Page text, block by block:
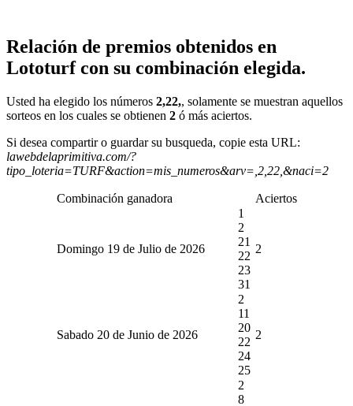
Relación de premios obtenidos en
Lototurf con su combinación elegida.
Usted ha elegido los números 2,22,, solamente se muestran aquellos
sorteos en los cuales se obtienen 2 ó más aciertos.
Si desea compartir o guardar su busqueda, copie esta URL:
lawebdelaprimitiva.com/?
tipo_loteria=TURF&action=mis_numeros&arv=,2,22,&naci=2
Combinación ganadora Aciertos
Domingo 19 de Julio de 2026
1
2
21
22
23
31
2
Sabado 20 de Junio de 2026
2
11
20
22
24
25
2
2
8